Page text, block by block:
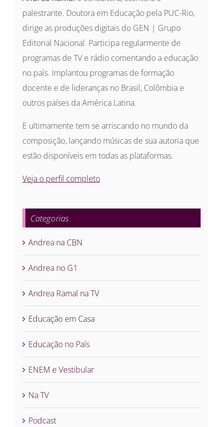
palestrante. Doutora em Educação pela PUC-Rio,
dirige as produções digitais do GEN | Grupo
Editorial Nacional. Participa regularmente de
programas de TV e rádio comentando a educação
no país. Implantou programas de formação
docente e de lideranças no Brasil, Colômbia e
outros países da América Latina.
E ultimamente tem se arriscando no mundo da
composição, lançando músicas de sua autoria que
estão disponíveis em todas as plataformas.
Veja o perfil completo
Categorias
Andrea na CBN
Andrea no G1
Andrea Ramal na TV
Educação em Casa
Educação no País
ENEM e Vestibular
Na TV
Podcast